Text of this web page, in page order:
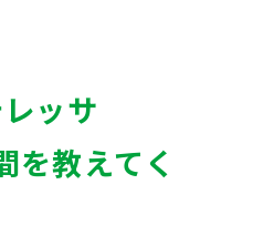
ッサ
教えてく